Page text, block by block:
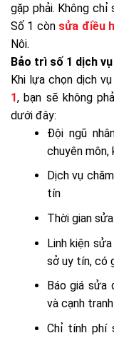
gặp phải. Không chỉ
Số 1 còn sửa điều
Nôi.
Bảo trì số 1 dịch
Khi lựa chọn dịch
1, bạn sẽ không
dưới đây:
Đội ngũ
chuyên môn,
Dịch vụ
tín
Thời gian
Linh kiện
sở uy tín, có
Báo giá sửa
và cạnh
Chỉ tính phí